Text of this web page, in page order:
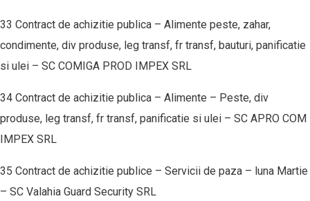
33 Contract de achizitie publica – Alimente peste, zahar,
condimente, div produse, leg transf, fr transf, bauturi, panificatie
si ulei – SC COMIGA PROD IMPEX SRL
34 Contract de achizitie publica – Alimente – Peste, div
produse, leg transf, fr transf, panificatie si ulei – SC APRO COM
IMPEX SRL
35 Contract de achizitie publice – Servicii de paza – luna Martie
– SC Valahia Guard Security SRL